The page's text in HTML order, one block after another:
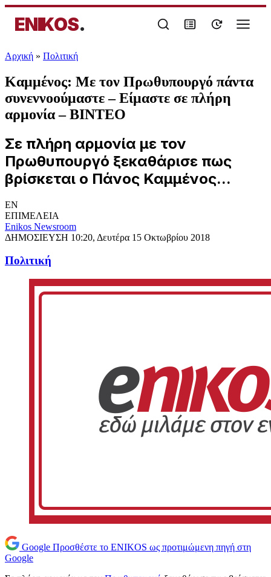
ENIKOS.
Αρχική » Πολιτική
Καμμένος: Με τον Πρωθυπουργό πάντα
συνεννοούμαστε – Είμαστε σε πλήρη
αρμονία – ΒΙΝΤΕΟ
Σε πλήρη αρμονία με τον
Πρωθυπουργό ξεκαθάρισε πως
βρίσκεται ο Πάνος Καμμένος...
EN
ΕΠΙΜΕΛΕΙΑ
Enikos Newsroom
ΔΗΜΟΣΙΕΥΣΗ 10:20, Δευτέρα 15 Οκτωβρίου 2018
Πολιτική
Google Προσθέστε το ENIKOS ως προτιμώμενη πηγή στη
Google